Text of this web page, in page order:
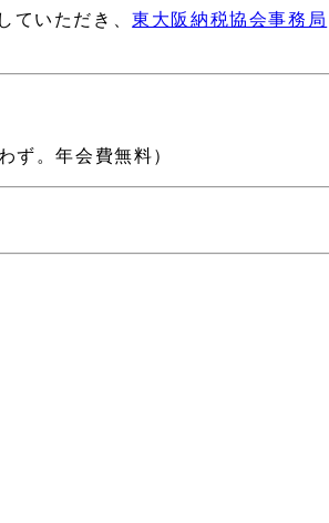
ていただき、東大阪納税協会事務局
ず。年会費無料）